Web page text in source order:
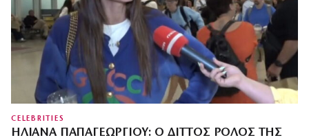
CELEBRITIES
ΗΛΙΆΝΑ ΠΑΠΑΓΕΩΡΓΊΟΥ: Ο ΔΙΤΤΌΣ ΡΌΛΟΣ ΤΗΣ